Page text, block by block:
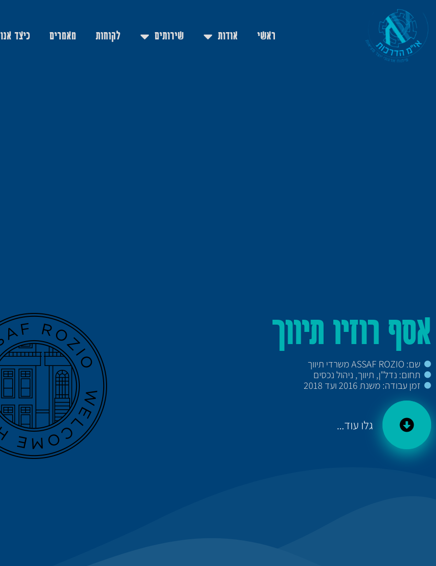
ראשי אודות שירותים לקוחות מאמרים כיצד
אסף רוזיו תיווך
שם: ASSAF ROZIO משרדי תיווך
תחום: נדל"ן, תיווך, ניהול נכסים
זמן עבודה: משנת 2016 ועד 2018
גלו עוד...